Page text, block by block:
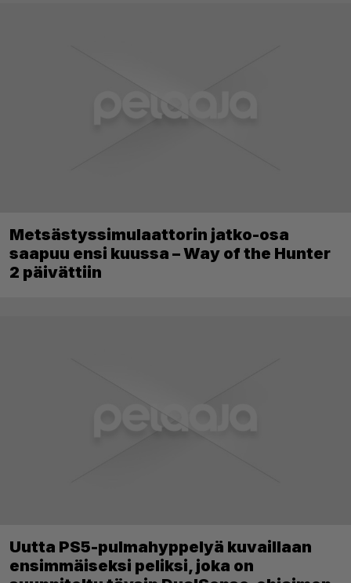
Metsästyssimulaattorin jatko-osa
saapuu ensi kuussa – Way of the Hunter
2 päivättiin
Uutta PS5-pulmahyppelyä kuvaillaan
ensimmäiseksi peliksi, joka on